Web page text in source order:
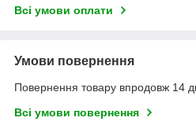
Всі умови оплати
Умови повернення
Повернення товару впродовж 14
Всі умови повернення